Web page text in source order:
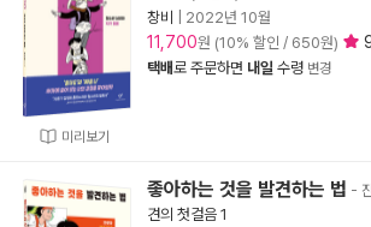
미리보기
창비
2022년 10월
11,700원 (10% 할인 / 650원)
택배로 주문하면 내일 수령 변경
좋아하는 것을 발견하는 법 -
견의 첫걸음 1